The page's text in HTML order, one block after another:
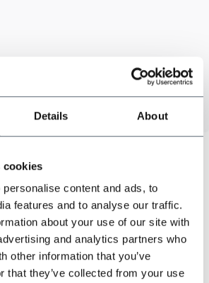
Details About
cookies
content and ads, to
features and to analyse our traffic.
about your use of our site with
and analytics partners who
other information that you’ve
that they’ve collected from your use
now opened